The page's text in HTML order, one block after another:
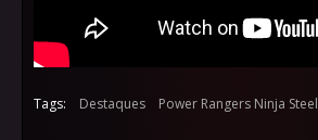
Tags: Destaques Power Rangers Ninja Steel